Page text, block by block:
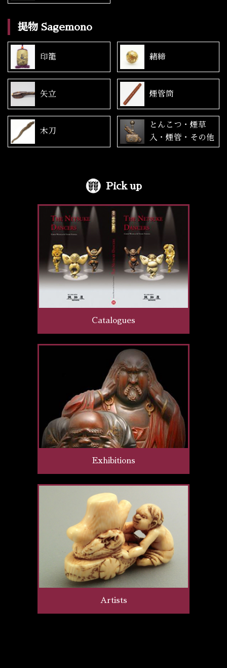
提物 Sagemono
印籠 緒締
矢立 煙管筒
木刀
とんこつ・煙草
入・煙管・その他
Pick up
Catalogues
Exhibitions
Artists